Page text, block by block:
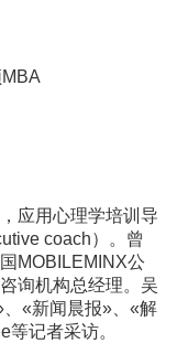
应用心理学培训导
coach）。曾
MOBILEMINX公
询机构总经理。吴
«新闻晨报»、«解
记者采访。